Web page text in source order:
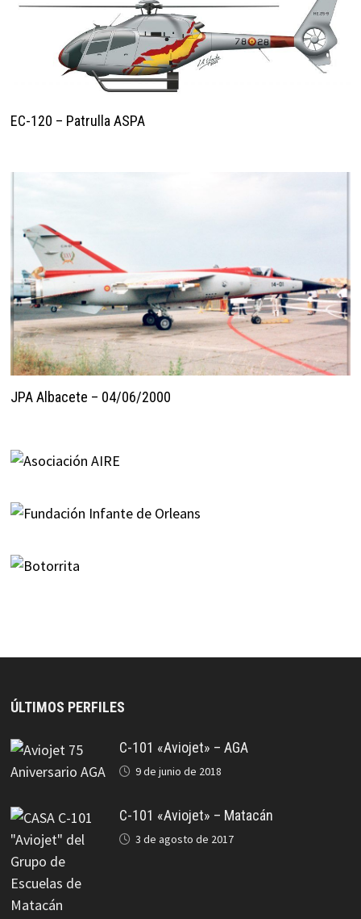
EC-120 – Patrulla ASPA
JPA Albacete – 04/06/2000
ÚLTIMOS PERFILES
C-101 «Aviojet» – AGA
9 de junio de 2018
C-101 «Aviojet» – Matacán
3 de agosto de 2017